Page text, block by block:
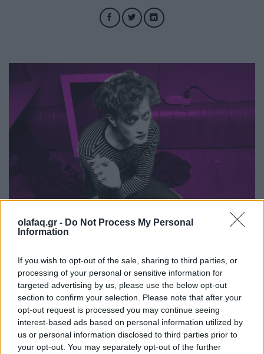
olafaq.gr - Do Not Process My Personal
Information
If you wish to opt-out of the sale, sharing to third parties, or
processing of your personal or sensitive information for
targeted advertising by us, please use the below opt-out
section to confirm your selection. Please note that after your
opt-out request is processed you may continue seeing
interest-based ads based on personal information utilized by
us or personal information disclosed to third parties prior to
your opt-out. You may separately opt-out of the further
Γνωστοί και άγνωστοι, επαγγελματίες και
φτιάχνουν ειδικά για το Olafaq μοναδικές λίστες με
αγαπημένα τους τραγούδια.
Διαβάστε περισσότερα→